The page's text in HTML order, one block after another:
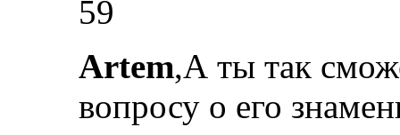
59
Artem,А ты так
вопросу о его